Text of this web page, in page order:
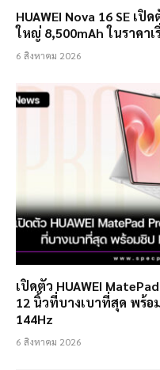
HUAWEI Nova 16 SE เ
ใหญ่ 8,500mAh ในราคา
6 สิงหาคม 2026
เปิดตัว HUAWEI
12 นิ้วที่บางเบาที่สุด พร้อ
144Hz
6 สิงหาคม 2026